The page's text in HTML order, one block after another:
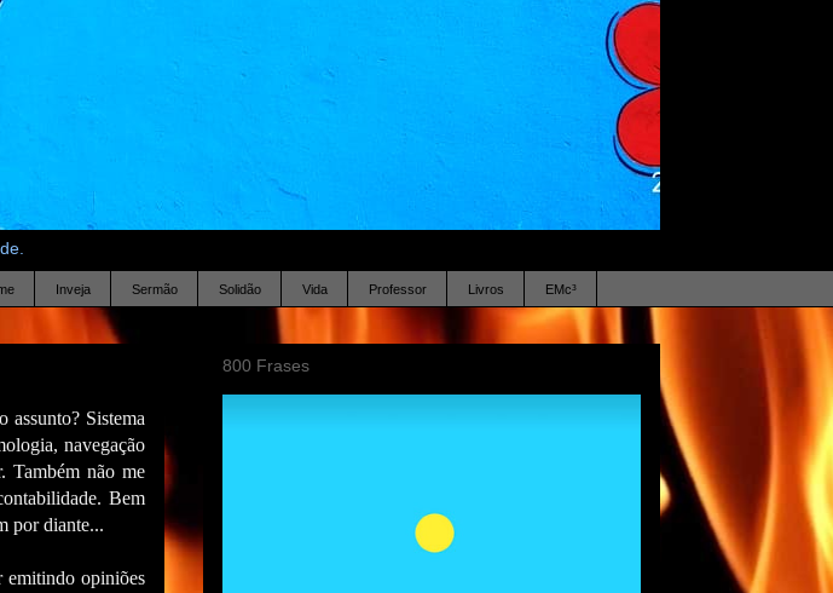
Inveja Sermão Solidão Vida Professor Livros EMc³
Sistema
navegação
Também não me
Bem
por diante...
emitindo opiniões
800 Frases